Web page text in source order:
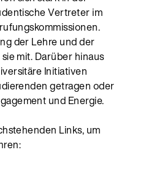
Vertreter im
der Lehre und der
mit. Darüber hinaus
Initiativen
getragen oder
und Energie.
Links, um